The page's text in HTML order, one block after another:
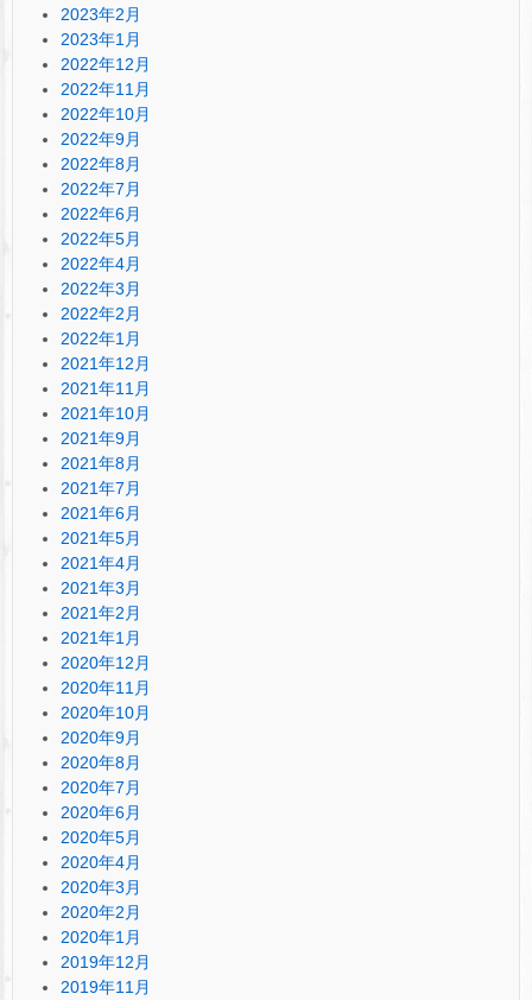
2023年2月
2023年1月
2022年12月
2022年11月
2022年10月
2022年9月
2022年8月
2022年7月
2022年6月
2022年5月
2022年4月
2022年3月
2022年2月
2022年1月
2021年12月
2021年11月
2021年10月
2021年9月
2021年8月
2021年7月
2021年6月
2021年5月
2021年4月
2021年3月
2021年2月
2021年1月
2020年12月
2020年11月
2020年10月
2020年9月
2020年8月
2020年7月
2020年6月
2020年5月
2020年4月
2020年3月
2020年2月
2020年1月
2019年12月
2019年11月